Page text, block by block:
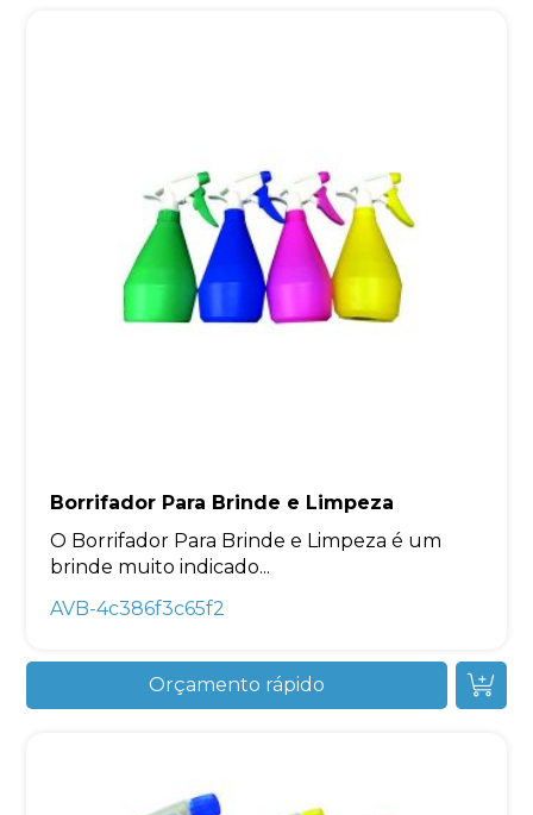
Borrifador Para Brinde e Limpeza
O Borrifador Para Brinde e Limpeza é um
brinde muito indicado...
AVB-4c386f3c65f2
Orçamento rápido